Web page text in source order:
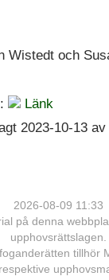
Wistedt och
Länk
2023-10-13 av
2026-08-09 11:33
på denna
upphovsrättslagen.
tillhör
respektive